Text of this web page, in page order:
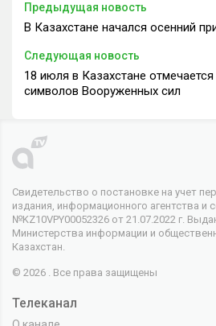
Предыдущая новость
В Казахстане начался осенний
Следующая новость
18 июля в Казахстане
символов Вооруженных сил
Свидетельство о постановке на учет
издания, информационного агентства и
№KZ10VPY00052326 от 21.07.2022 г.
Министерства информации и
Казахстан.
© 2026 . Все права защищены
Телеканал